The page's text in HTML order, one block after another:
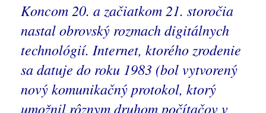
Koncom 20. a začiatkom 21. storočia
nastal obrovský rozmach digitálnych
technológií. Internet, ktorého zrodenie
sa datuje do roku 1983 (bol vytvorený
nový komunikačný protokol, ktorý
umožnil rôznym druhom počítačov v